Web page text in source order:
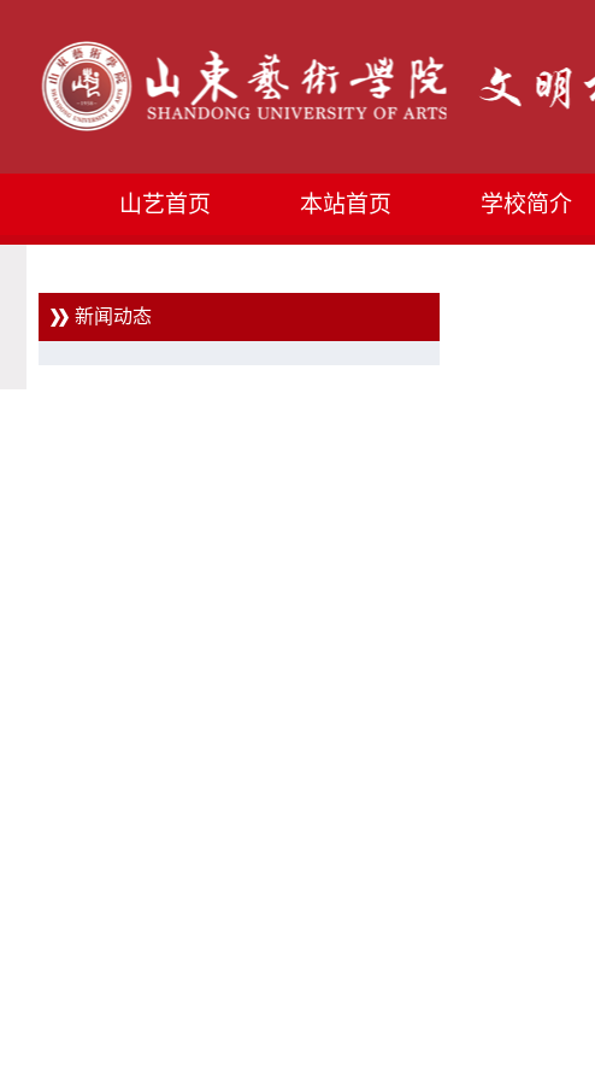
山艺首页 本站首页 学校简介
新闻动态